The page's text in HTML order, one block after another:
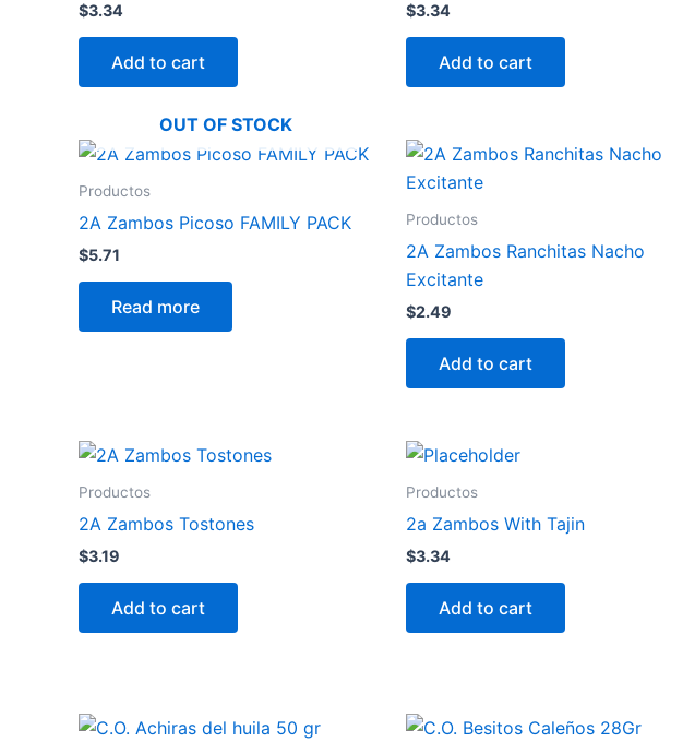
$3.34
Add to cart
$3.34
Add to cart
OUT OF STOCK
Productos
2A Zambos Picoso FAMILY PACK
$5.71
Read more
Productos
2A Zambos Ranchitas Nacho
Excitante
$2.49
Add to cart
Productos
2A Zambos Tostones
$3.19
Add to cart
Productos
2a Zambos With Tajin
$3.34
Add to cart